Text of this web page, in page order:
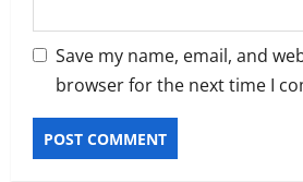
Save my name, email, and
browser for the next time I